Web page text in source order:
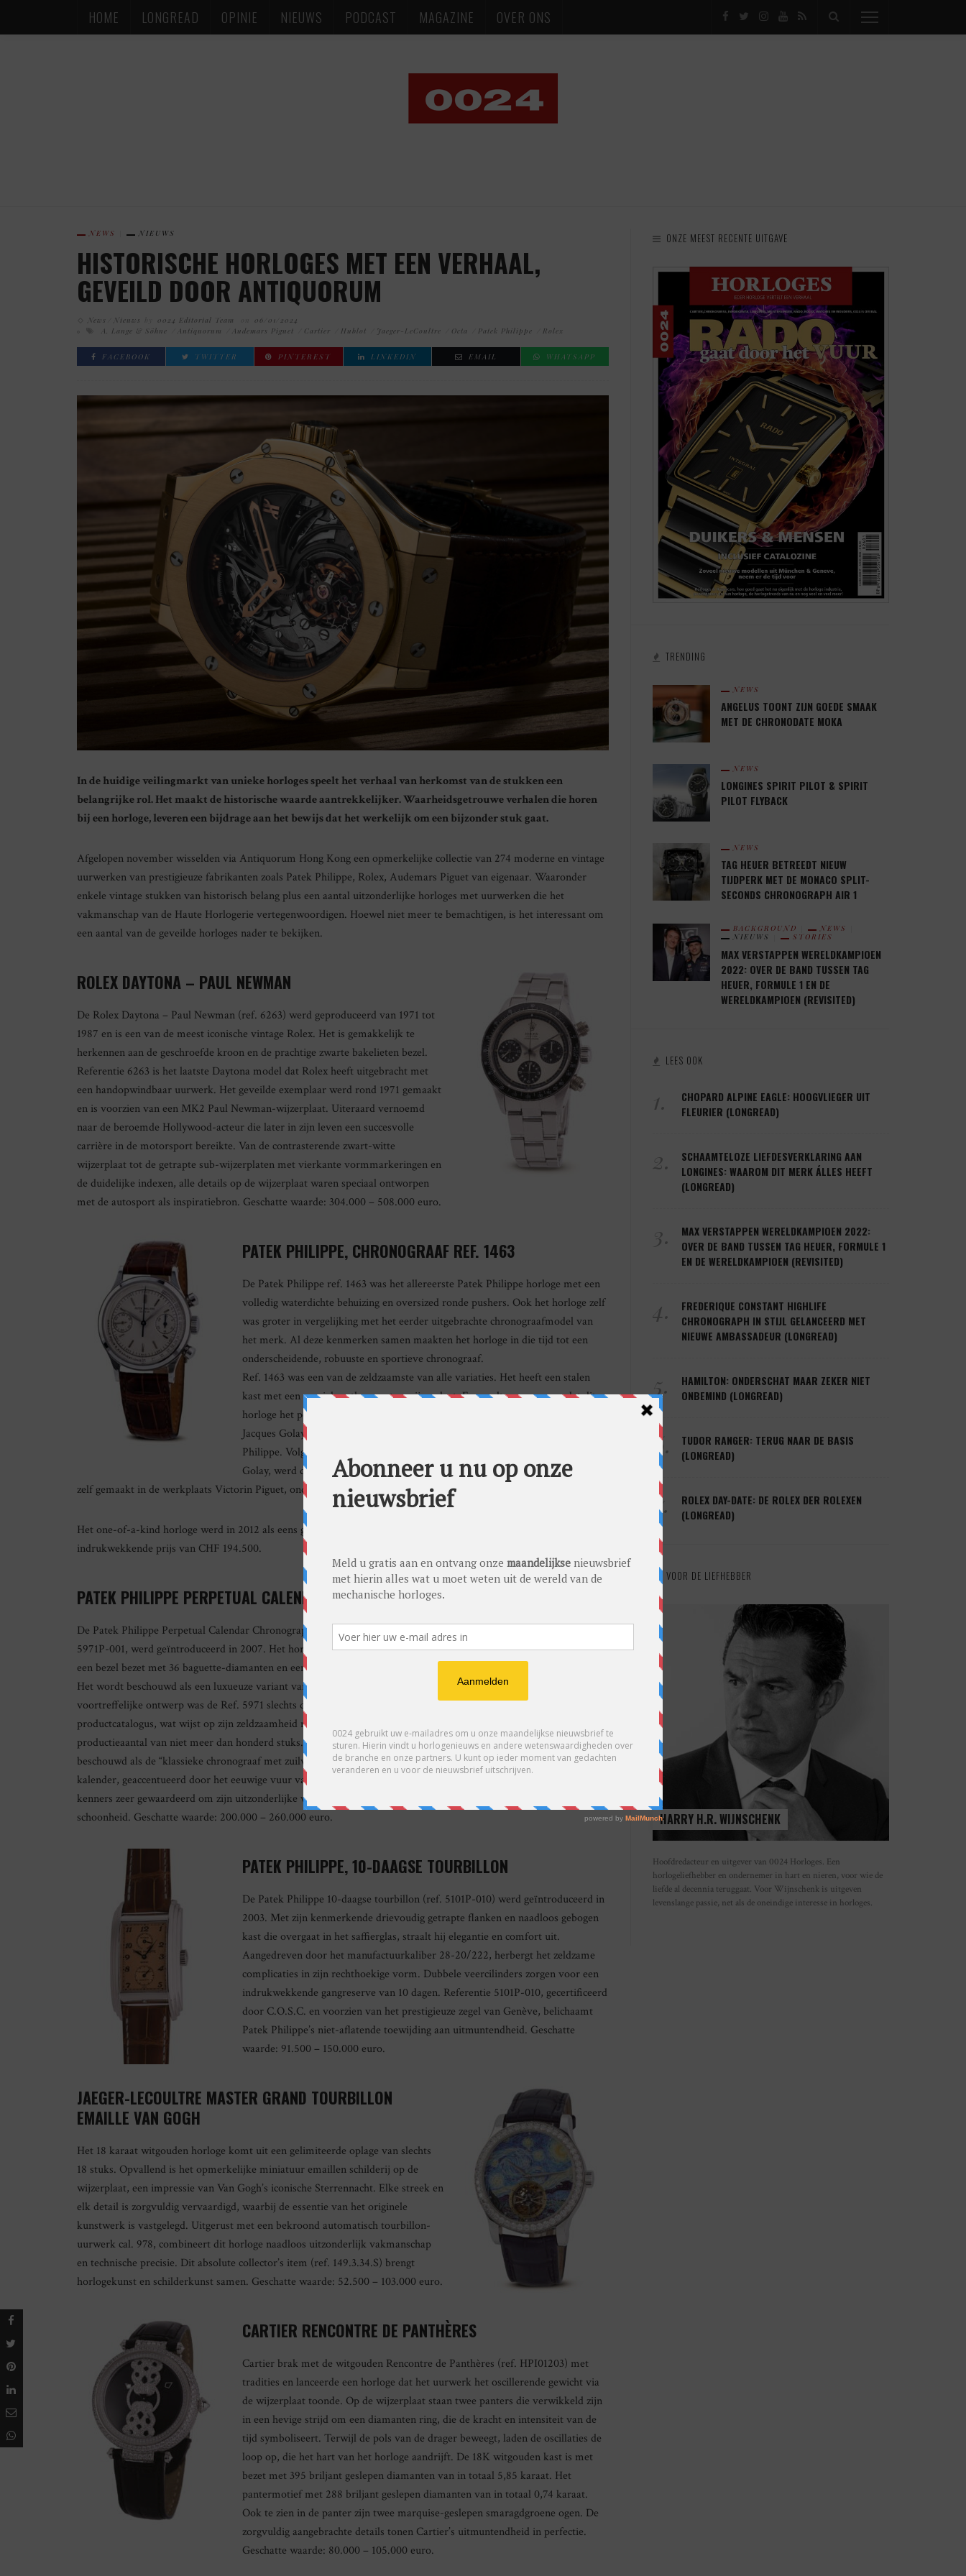
HOME LONGREAD OPINIE NIEUWS PODCAST MAGAZINE OVER ONS
NEWS NIEUWS
HISTORISCHE HORLOGES MET EEN VERHAAL,
GEVEILD DOOR ANTIQUORUM
News Nieuws 0024 Editorial Team
06/01/2024
A. Lange & Söhne
Antiquorum Audemars Piguet Cartier Hublot Jaeger-LeCoultre Octa Patek Philippe Rolex
FACEBOOK TWITTER PINTEREST LINKEDIN EMAIL WHATSAPP
In de huidige veilingmarkt van unieke horloges speelt het verhaal van herkomst van de stukken een
belangrijke rol. Het maakt de historische waarde aantrekkelijker. Waarheidsgetrouwe verhalen die horen
bij een horloge, leveren een bijdrage aan het bewijs dat het werkelijk om een bijzonder stuk gaat.
Afgelopen november wisselden via Antiquorum Hong Kong een opmerkelijke collectie van 274 moderne en vintage
uurwerken van prestigieuze fabrikanten zoals Patek Philippe, Rolex, Audemars Piguet van eigenaar. Waaronder
enkele vintage stukken van historisch belang plus een aantal uitzonderlijke horloges met uurwerken die het
vakmanschap van de Haute Horlogerie vertegenwoordigen. Hoewel niet meer te bemachtigen, is het interessant om
een aantal van de geveilde horloges nader te bekijken.
ROLEX DAYTONA – PAUL NEWMAN
De Rolex Daytona – Paul Newman (ref. 6263) werd geproduceerd van 1971 tot
1987 en is een van de meest iconische vintage Rolex. Het is gemakkelijk te
herkennen aan de geschroefde kroon en de prachtige zwarte bakelieten bezel.
Referentie 6263 is het laatste Daytona model dat Rolex heeft uitgebracht met
een handopwindbaar uurwerk. Het geveilde exemplaar werd rond 1971 gemaakt
en is voorzien van een MK2 Paul Newman-wijzerplaat. Uiteraard vernoemd
naar de beroemde Hollywood-acteur die later in zijn leven een succesvolle
carrière in de motorsport bereikte. Van de contrasterende zwart-witte
wijzerplaat tot de getrapte sub-wijzerplaten met vierkante vormmarkeringen en
de duidelijke indexen, alle details op de wijzerplaat waren speciaal ontworpen
met de autosport als inspiratiebron. Geschatte waarde: 304.000 – 508.000 euro.
PATEK PHILIPPE, CHRONOGRAAF REF. 1463
De Patek Philippe ref. 1463 was het allereerste Patek Philippe horloge met een
volledig waterdichte behuizing en oversized ronde pushers. Ook het horloge zelf
was groter in vergelijking met het eerder uitgebrachte chronograafmodel van
het merk. Al deze kenmerken samen maakten het horloge in die tijd tot een
onderscheidende, robuuste en sportieve chronograaf.
Ref. 1463 was een van de zeldzaamste van alle variaties. Het heeft een stalen
kast met een speciale asthmometer-wijzerplaat. Er wordt aangenomen dat dit
horloge het persoonlijke horloge was van de legendarische horlogemaker
Jacques Golay: een bekwame régleur die destijds samenwerkte met Patek
Philippe. Volgens een handgeschreven brief van Jules Golay, de zoon van Jacques
Golay, werd deze speciale Ref. 1463 in de jaren 1940-50 door de horlogemaker
zelf gemaakt in de werkplaats Victorin Piguet, onderdeel van de Patek Philippe-bedrijvengroep.
Het one-of-a-kind horloge werd in 2012 als eens geveild door Antiquorum Genève verkocht voor de
indrukwekkende prijs van CHF 194.500.
PATEK PHILIPPE PERPETUAL CALENDAR CHRONOGRAPH
De Patek Philippe Perpetual Calendar Chronograph, Platinum met referentie
5971P-001, werd geïntroduceerd in 2007. Het horloge heeft een platina kast met
een bezel bezet met 36 baguette-diamanten en een zwart gelakte wijzerplaat.
Het wordt beschouwd als een luxueuze variant van de ref. 5970. Ondanks zijn
voortreffelijke ontwerp was de Ref. 5971 slechts drie jaar beschikbaar in de
productcatalogus, wat wijst op zijn zeldzaamheid met een geschat
productieaantal van niet meer dan honderd stuks. De Ref. 5971 wordt
beschouwd als de “klassieke chronograaf met zuilwiel en eeuwigdurende
kalender, geaccentueerd door het eeuwige vuur van diamanten” en wordt door
kenners zeer gewaardeerd om zijn uitzonderlijke vakmanschap en tijdloze
schoonheid. Geschatte waarde: 200.000 – 260.000 euro.
PATEK PHILIPPE, 10-DAAGSE TOURBILLON
De Patek Philippe 10-daagse tourbillon (ref. 5101P-010) werd geïntroduceerd in
2003. Met zijn kenmerkende drievoudig getrapte flanken en naadloos gebogen
kast die overgaat in het saffierglas, straalt hij elegantie en comfort uit.
Aangedreven door het manufactuurkaliber 28-20/222, herbergt het zeldzame
complicaties in zijn rechthoekige vorm. Dubbele veercilinders zorgen voor een
indrukwekkende gangreserve van 10 dagen. Referentie 5101P-010, gecertificeerd
door C.O.S.C. en voorzien van het prestigieuze zegel van Genève, belichaamt
Patek Philippe’s niet-aflatende toewijding aan uitmuntendheid. Geschatte
waarde: 91.500 – 150.000 euro.
JAEGER-LECOULTRE MASTER GRAND TOURBILLON
EMAILLE VAN GOGH
Het 18 karaat witgouden horloge komt uit een gelimiteerde oplage van slechts
18 stuks. Opvallend is het opmerkelijke miniatuur emaillen schilderij op de
wijzerplaat, een impressie van Van Gogh’s iconische Sterrennacht. Elke streek en
elk detail is zorgvuldig vervaardigd, waarbij de essentie van het originele
kunstwerk is vastgelegd. Uitgerust met een bekroond automatisch tourbillon-
uurwerk cal. 978, combineert dit horloge naadloos uitzonderlijk vakmanschap
en technische precisie. Dit absolute collector’s item (ref. 149.3.34.S) brengt
horlogekunst en schilderkunst samen. Geschatte waarde: 52.500 – 103.000 euro.
CARTIER RENCONTRE DE PANTHÈRES
Cartier brak met de witgouden Rencontre de Panthères (ref. HPI01203) met
tradities en lanceerde een horloge dat het uurwerk het oscillerende gewicht via
de wijzerplaat toonde. Op de wijzerplaat staan twee panters die verwikkeld zijn
in een hevige strijd om een diamanten ring, die de kracht en intensiteit van de
tijd symboliseert. Terwijl de pols van de drager beweegt, laden de oscillaties de
loop op, die het hart van het horloge aandrijft. De 18K witgouden kast is met
bezet met 395 briljant geslepen diamanten van in totaal 5,85 karaat. Het
pantermotief met 288 briljant geslepen diamanten van in totaal 0,74 karaat.
Ook te zien in de panter zijn twee marquise-geslepen smaragdgroene ogen. De
zorgvuldig aangebrachte details tonen Cartier’s uitmuntendheid in perfectie.
Geschatte waarde: 80.000 – 105.000 euro.
ONZE MEEST RECENTE UITGAVE
TRENDING
NEWS
ANGELUS TOONT ZIJN GOEDE SMAAK
MET DE CHRONODATE MOKA
NEWS
LONGINES SPIRIT PILOT & SPIRIT
PILOT FLYBACK
NEWS
TAG HEUER BETREEDT NIEUW
TIJDPERK MET DE MONACO SPLIT-
SECONDS CHRONOGRAPH AIR 1
BACKGROUND
NEWS
NIEUWS
STORIES
MAX VERSTAPPEN WERELDKAMPIOEN
2022: OVER DE BAND TUSSEN TAG
HEUER, FORMULE 1 EN DE
WERELDKAMPIOEN (REVISITED)
LEES OOK
1.
CHOPARD ALPINE EAGLE: HOOGVLIEGER UIT
FLEURIER (LONGREAD)
2.
SCHAAMTELOZE LIEFDESVERKLARING AAN
LONGINES: WAAROM DIT MERK ÁLLES HEEFT
(LONGREAD)
3.
MAX VERSTAPPEN WERELDKAMPIOEN 2022:
OVER DE BAND TUSSEN TAG HEUER, FORMULE 1
EN DE WERELDKAMPIOEN (REVISITED)
4.
FREDERIQUE CONSTANT HIGHLIFE
CHRONOGRAPH IN STIJL GELANCEERD MET
NIEUWE AMBASSADEUR (LONGREAD)
5.
HAMILTON: ONDERSCHAT MAAR ZEKER NIET
ONBEMIND (LONGREAD)
6.
TUDOR RANGER: TERUG NAAR DE BASIS
(LONGREAD)
7.
ROLEX DAY-DATE: DE ROLEX DER ROLEXEN
(LONGREAD)
VOOR DE LIEFHEBBER
HARRY H.R. WIJNSCHENK
Hoofdredacteur en uitgever van 0024 Horloges. Een
horlogeliefhebber en ondernemer in hart en nieren, voor wie de
liefde al decennia teruggaat. Voor Wijnschenk is uitgeven
levenslange passie, net als de oneindige interesse in horloges.